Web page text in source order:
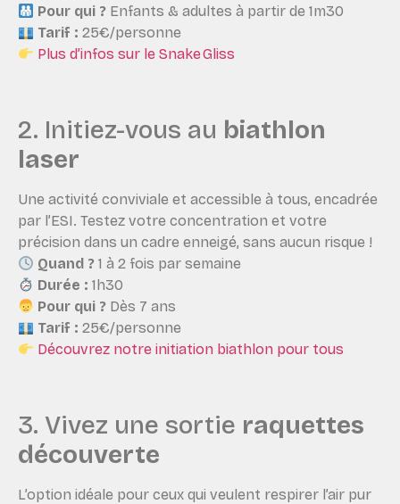
Pour qui ? Enfants & adultes à partir de 1m30
Tarif : 25€/personne
Plus d’infos sur le Snake Gliss
2. Initiez-vous au biathlon
laser
Une activité conviviale et accessible à tous, encadrée
par l’ESI. Testez votre concentration et votre
précision dans un cadre enneigé, sans aucun risque !
Quand ? 1 à 2 fois par semaine
Durée : 1h30
Pour qui ? Dès 7 ans
Tarif : 25€/personne
Découvrez notre initiation biathlon pour tous
3. Vivez une sortie raquettes
découverte
L’option idéale pour ceux qui veulent respirer l’air pur